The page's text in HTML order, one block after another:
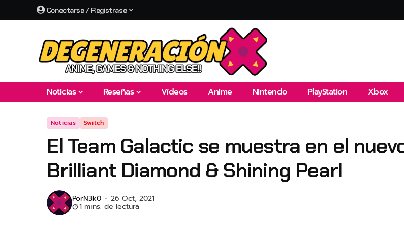
Conectarse / Registrase
Noticias Reseñas Vídeos Anime Nintendo PlayStation Xbox
Noticias Switch
El Team Galactic se muestra en el
Brilliant Diamond & Shining Pearl
PorN3k0 26 Oct, 2021
1 mins. de lectura